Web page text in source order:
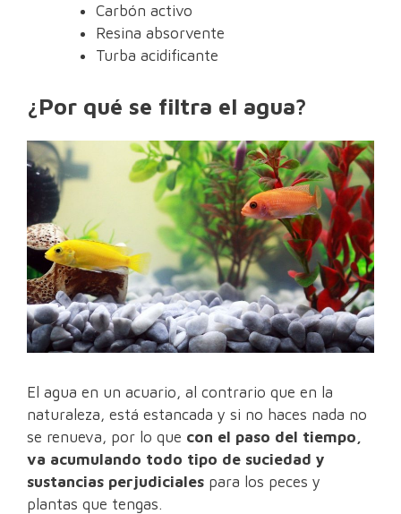
Carbón activo
Resina absorvente
Turba acidificante
¿Por qué se filtra el agua?
El agua en un acuario, al contrario que en la
naturaleza, está estancada y si no haces nada no
se renueva, por lo que con el paso del tiempo,
va acumulando todo tipo de suciedad y
sustancias perjudiciales para los peces y
plantas que tengas.